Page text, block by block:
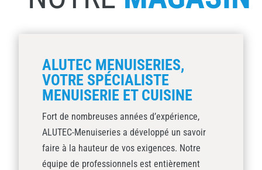
ALUTEC MENUISERIES,
VOTRE SPÉCIALISTE
MENUISERIE ET CUISINE
Fort de nombreuses années d’expérience,
ALUTEC-Menuiseries a développé un savoir
faire à la hauteur de vos exigences. Notre
équipe de professionnels est entièrement